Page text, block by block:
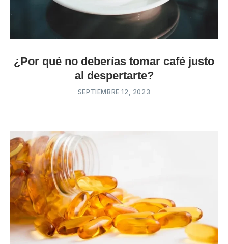
¿Por qué no deberías tomar café justo
al despertarte?
SEPTIEMBRE 12, 2023